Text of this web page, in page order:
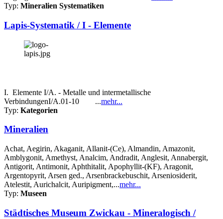
Typ: Mineralien Systematiken
Lapis-Systematik / I - Elemente
I. Elemente I/A. - Metalle und intermetallische
VerbindungenI/A.01-10 ...mehr...
Typ: Kategorien
Mineralien
Achat, Aegirin, Akaganit, Allanit-(Ce), Almandin, Amazonit,
Amblygonit, Amethyst, Analcim, Andradit, Anglesit, Annabergit,
Antigorit, Antimonit, Aphthitalit, Apophyllit-(KF), Aragonit,
Argentopyrit, Arsen ged., Arsenbrackebuschit, Arseniosiderit,
Atelestit, Aurichalcit, Auripigment,...mehr...
Typ: Museen
Städtisches Museum Zwickau - Mineralogisch /